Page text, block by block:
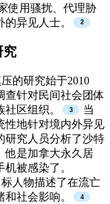
使用骚扰、代理胁
异见人士。
究
的研究始于2010
查针对民间社会团体
区组织。
当
性地针对境内外异见
研究人员分析了沙特
他是加拿大永久居
被感染了。
标人物描述了在流亡
社会影响。